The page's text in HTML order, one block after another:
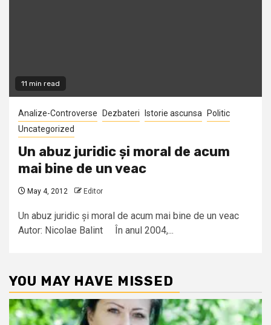
11 min read
Analize-Controverse Dezbateri Istorie ascunsa
Politic
Uncategorized
Un abuz juridic și moral de acum
mai bine de un veac
May 4, 2012 Editor
Un abuz juridic și moral de acum mai bine de un veac
Autor: Nicolae Balint În anul 2004,...
YOU MAY HAVE MISSED